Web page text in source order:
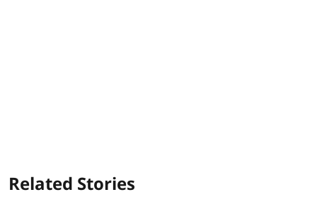
Related Stories